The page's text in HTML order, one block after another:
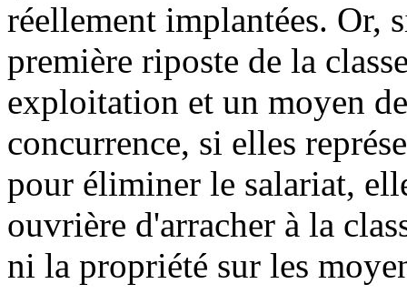
réellement implantées. Or,
première riposte de la
exploitation et un moyen
concurrence, si elles
pour éliminer le salariat,
ouvrière d'arracher à la
ni la propriété sur les